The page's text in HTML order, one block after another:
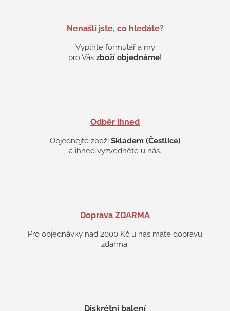
Nenašli jste, co hledáte?
Vyplňte formulář a my
pro Vás zboží objednáme!
Odběr ihned
Objednejte zboží Skladem (Čestlice)
a ihned vyzvedněte u nás.
Doprava ZDARMA
Pro objednávky nad 2000 Kč u nás máte dopravu
zdarma.
Diskrétní balení